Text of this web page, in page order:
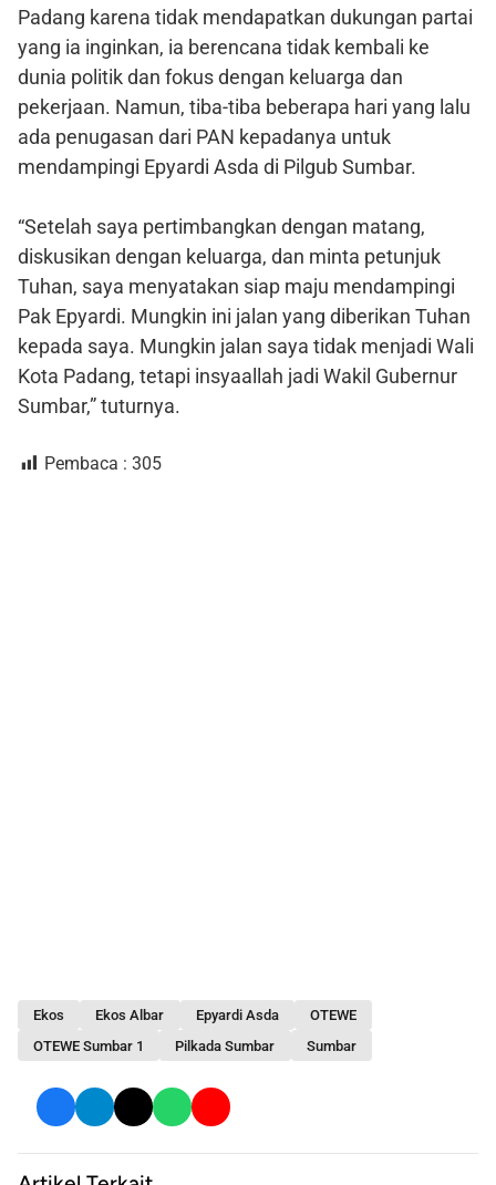
Padang karena tidak mendapatkan dukungan partai
yang ia inginkan, ia berencana tidak kembali ke
dunia politik dan fokus dengan keluarga dan
pekerjaan. Namun, tiba-tiba beberapa hari yang lalu
ada penugasan dari PAN kepadanya untuk
mendampingi Epyardi Asda di Pilgub Sumbar.
“Setelah saya pertimbangkan dengan matang,
diskusikan dengan keluarga, dan minta petunjuk
Tuhan, saya menyatakan siap maju mendampingi
Pak Epyardi. Mungkin ini jalan yang diberikan Tuhan
kepada saya. Mungkin jalan saya tidak menjadi Wali
Kota Padang, tetapi insyaallah jadi Wakil Gubernur
Sumbar,” tuturnya.
Pembaca : 305
Ekos Ekos Albar Epyardi Asda
OTEWE
OTEWE Sumbar 1
Pilkada Sumbar Sumbar